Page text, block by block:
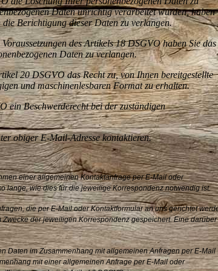
Daten unrichtig verarbeitet wurden, haben
Berichtigung dieser Daten zu verlangen.
des Artikels 18 DSGVO haben Sie das
Daten zu verlangen.
20 DSGVO das Recht zu, von Ihnen bereitgestellte
und maschinenlesbaren Format zu erhalten.
ein Beschwerderecht bei der zuständigen
obiger E-Mail-Adresse kontaktieren.
einer allgemeinen Kontaktanfrage per E-Mail oder
lange, wie dies für die jeweilige Korrespondenz notwendig ist.
die per E-Mail oder Kontaktformular an uns gerichtet
der jeweiligen Korrespondenz gespeichert. Eine darüber
Daten im Zusammenhang mit allgemeinen Anfragen per E-Mail
mit einer allgemeinen Anfrage per E-Mail oder